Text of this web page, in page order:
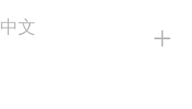
中文 +